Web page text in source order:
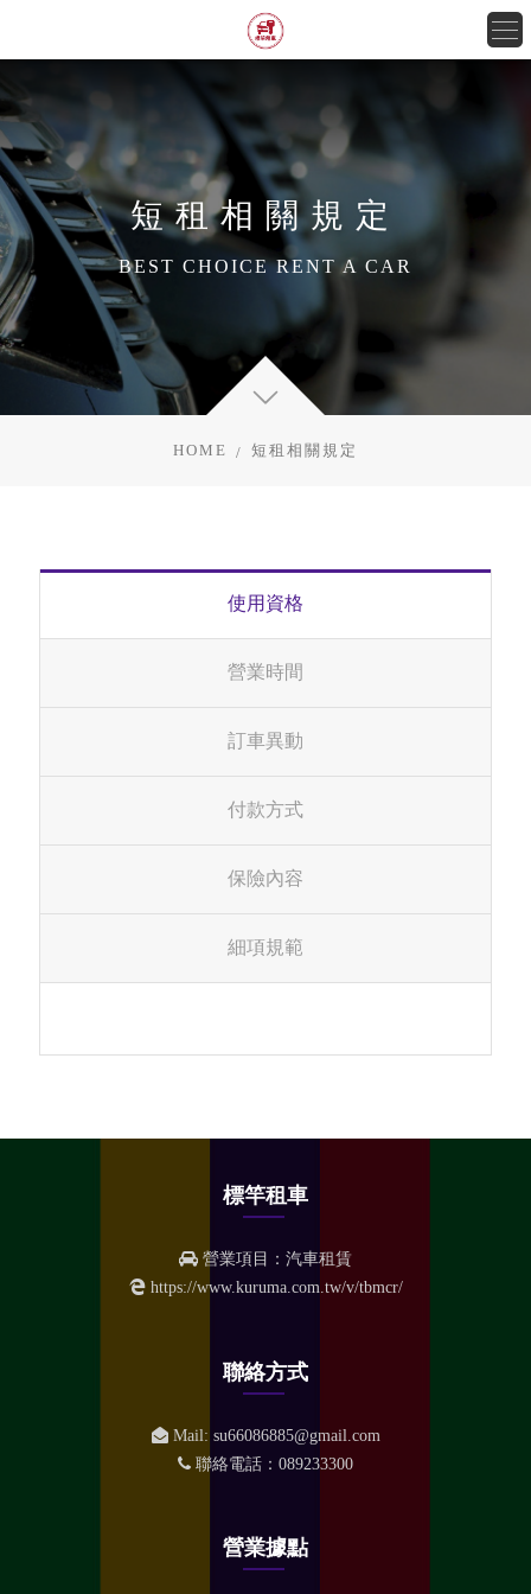
短租相關規定
BEST CHOICE RENT A CAR
HOME 短租相關規定
使用資格
營業時間
訂車異動
付款方式
保險內容
細項規範
標竿租車
營業項目：汽車租賃
https://www.kuruma.com.tw/v/tbmcr/
聯絡方式
Mail: su66086885@gmail.com
聯絡電話： 089233300
營業據點